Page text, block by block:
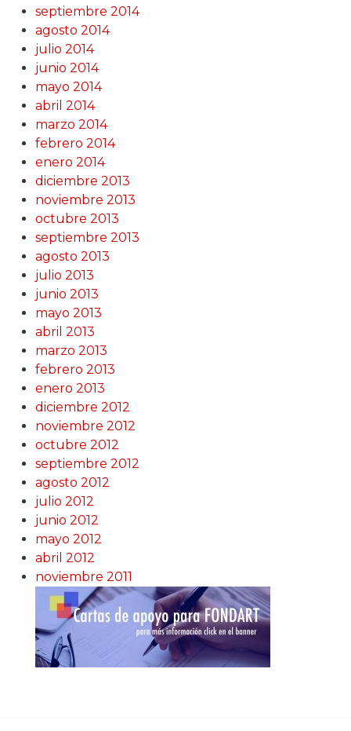
septiembre 2014
agosto 2014
julio 2014
junio 2014
mayo 2014
abril 2014
marzo 2014
febrero 2014
enero 2014
diciembre 2013
noviembre 2013
octubre 2013
septiembre 2013
agosto 2013
julio 2013
junio 2013
mayo 2013
abril 2013
marzo 2013
febrero 2013
enero 2013
diciembre 2012
noviembre 2012
octubre 2012
septiembre 2012
agosto 2012
julio 2012
junio 2012
mayo 2012
abril 2012
noviembre 2011